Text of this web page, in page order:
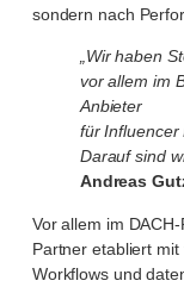
sondern nach
„Wir haben
vor allem im
Anbieter
für Influencer
Darauf sind
Andreas
Vor allem im
Partner etabliert
Workflows und